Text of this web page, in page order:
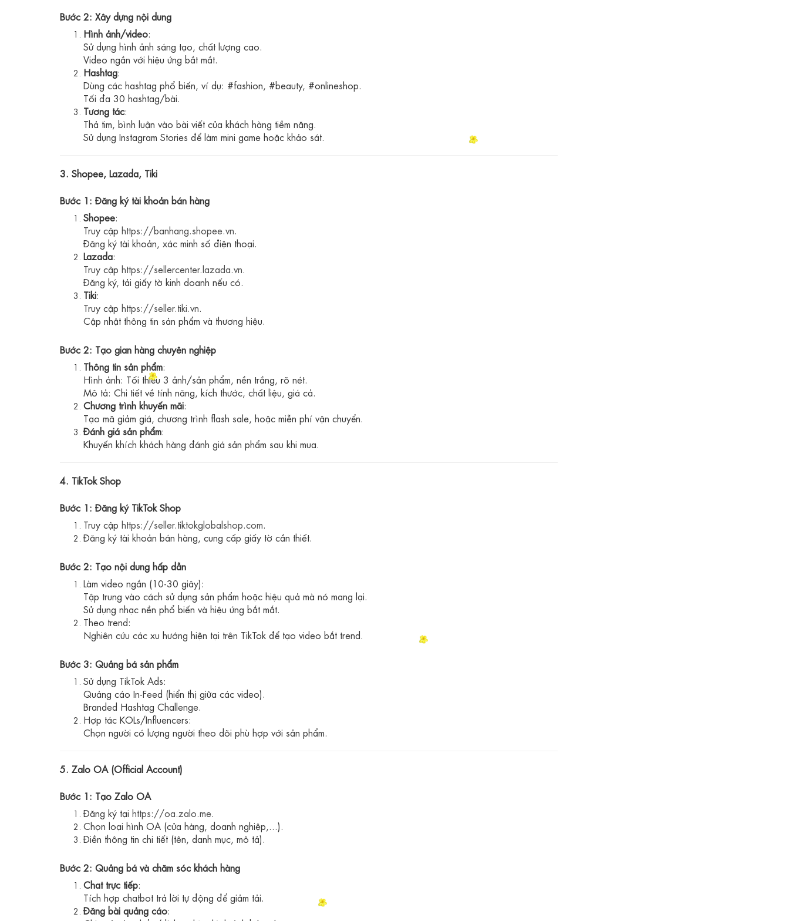
Bước 2: Xây dựng nội dung
Hình ảnh/video:
Sử dụng hình ảnh sáng tạo, chất lượng cao.
Video ngắn với hiệu ứng bắt mắt.
Hashtag:
Dùng các hashtag phổ biến, ví dụ: #fashion, #beauty, #onlineshop.
Tối đa 30 hashtag/bài.
Tương tác:
Thả tim, bình luận vào bài viết của khách hàng tiềm năng.
Sử dụng Instagram Stories để làm mini game hoặc khảo sát.
3. Shopee, Lazada, Tiki
Bước 1: Đăng ký tài khoản bán hàng
Shopee:
Truy cập https://banhang.shopee.vn
Đăng ký tài khoản, xác minh số điện thoại.
Lazada:
Truy cập https://sellercenter.lazada.vn
Đăng ký, tải giấy tờ kinh doanh nếu có.
Tiki:
Truy cập https://seller.tiki.vn
Cập nhật thông tin sản phẩm và thương hiệu.
Bước 2: Tạo gian hàng chuyên nghiệp
Thông tin sản phẩm:
Hình ảnh: Tối thiểu 3 ảnh/sản phẩm, nền trắng, rõ nét.
Mô tả: Chi tiết về tính năng, kích thước, chất liệu, giá cả.
Chương trình khuyến mãi:
Tạo mã giảm giá, chương trình flash sale, hoặc miễn phí vận chuyển.
Đánh giá sản phẩm:
Khuyến khích khách hàng đánh giá sản phẩm sau khi mua.
4. TikTok Shop
Bước 1: Đăng ký TikTok Shop
Truy cập https://seller.tiktokglobalshop.com
Đăng ký tài khoản bán hàng, cung cấp giấy tờ cần thiết.
Bước 2: Tạo nội dung hấp dẫn
Làm video ngắn (10-30 giây):
Tập trung vào cách sử dụng sản phẩm hoặc hiệu quả mà nó mang lại.
Sử dụng nhạc nền phổ biến và hiệu ứng bắt mắt.
Theo trend:
Nghiên cứu các xu hướng hiện tại trên TikTok để tạo video bắt trend.
Bước 3: Quảng bá sản phẩm
Sử dụng TikTok Ads:
Quảng cáo In-Feed (hiển thị giữa các video).
Branded Hashtag Challenge.
Hợp tác KOLs/Influencers:
Chọn người có lượng người theo dõi phù hợp với sản phẩm.
5. Zalo OA (Official Account)
Bước 1: Tạo Zalo OA
Đăng ký tại https://oa.zalo.me
Chọn loại hình OA (cửa hàng, doanh nghiệp,...).
Điền thông tin chi tiết (tên, danh mục, mô tả).
Bước 2: Quảng bá và chăm sóc khách hàng
Chat trực tiếp:
Tích hợp chatbot trả lời tự động để giảm tải.
Đăng bài quảng cáo: